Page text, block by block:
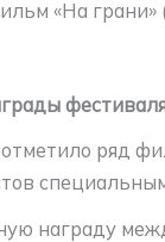
«На грани»
ряд
награду